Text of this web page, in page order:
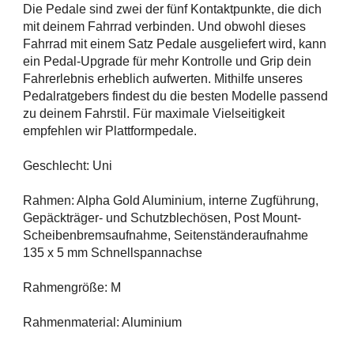
Die Pedale sind zwei der fünf Kontaktpunkte, die dich
mit deinem Fahrrad verbinden. Und obwohl dieses
Fahrrad mit einem Satz Pedale ausgeliefert wird, kann
ein Pedal-Upgrade für mehr Kontrolle und Grip dein
Fahrerlebnis erheblich aufwerten. Mithilfe unseres
Pedalratgebers findest du die besten Modelle passend
zu deinem Fahrstil. Für maximale Vielseitigkeit
empfehlen wir Plattformpedale.
Geschlecht: Uni
Rahmen: Alpha Gold Aluminium, interne Zugführung,
Gepäckträger- und Schutzblechösen, Post Mount-
Scheibenbremsaufnahme, Seitenständeraufnahme
135 x 5 mm Schnellspannachse
Rahmengröße: M
Rahmenmaterial: Aluminium